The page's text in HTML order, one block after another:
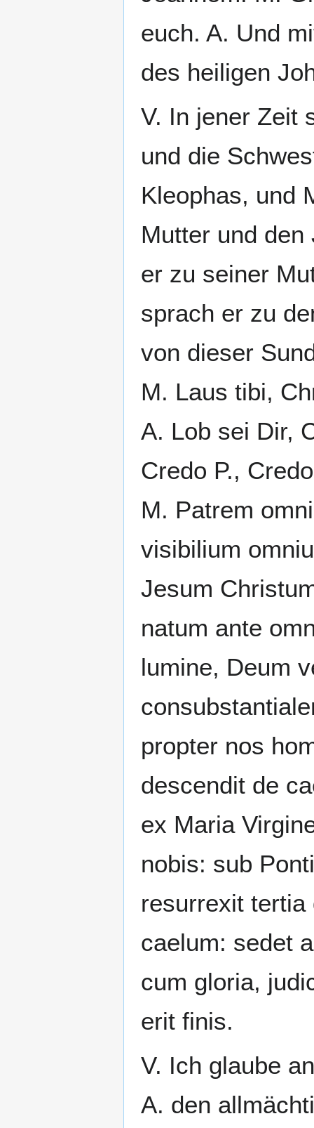
euch. A. Und
des heiligen
V. In jener Zeit
und die
Kleophas, und
Mutter und
er zu seiner
sprach er zu
von dieser
M. Laus tibi,
A. Lob sei Dir,
Credo P.,
M. Patrem
visibilium
Jesum
natum ante
lumine, Deum
propter nos
descendit de
ex Maria
nobis: sub
resurrexit
caelum: sedet
cum gloria,
erit finis.
V. Ich glaube
A. den